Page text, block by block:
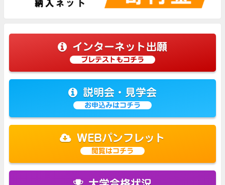
インターネット出願
プレテストもコチラ
説明会・見学会
お申込みはコチラ
WEBパンフレット
閲覧はコチラ